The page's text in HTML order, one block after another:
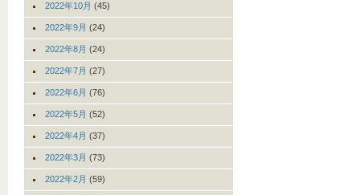
2022年10月 (45)
2022年9月 (24)
2022年8月 (24)
2022年7月 (27)
2022年6月 (76)
2022年5月 (52)
2022年4月 (37)
2022年3月 (73)
2022年2月 (59)